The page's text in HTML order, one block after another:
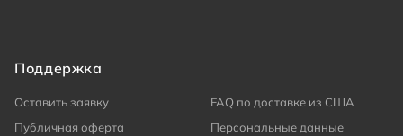
Поддержка
Оставить заявку
FAQ по доставке из США
Публичная оферта
Персональные данные